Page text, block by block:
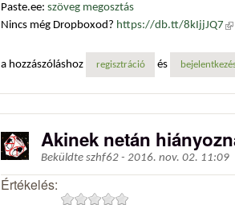
Paste.ee: szöveg megosztás
Nincs még Dropboxod? https://db.tt/8kIjjJQ7
a hozzászóláshoz regisztráció és
Akinek netán
Beküldte szhf62 - 2016. nov. 02. 11:09
Értékelés: